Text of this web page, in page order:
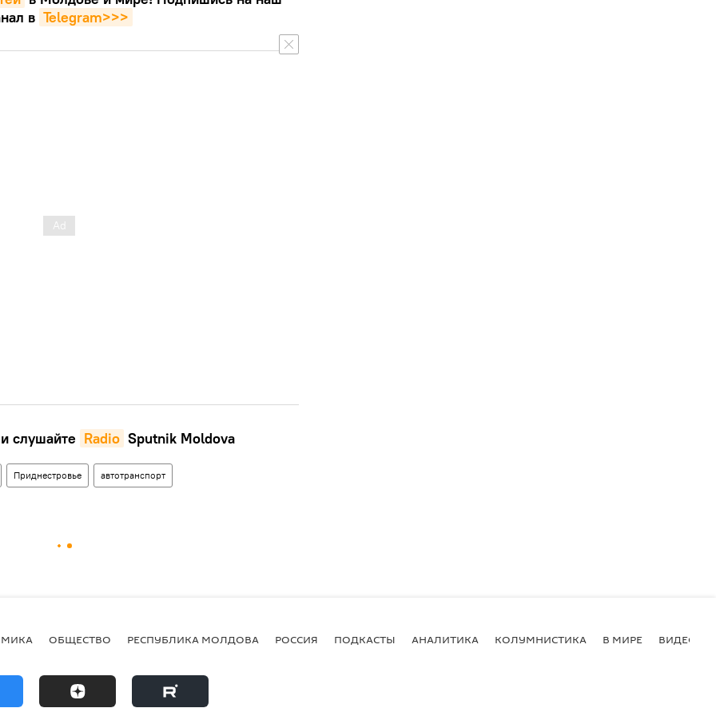
в Telegram>>>
и слушайте Radio Sputnik Moldova
Приднестровье автотранспорт
ОБЩЕСТВО РЕСПУБЛИКА МОЛДОВА РОССИЯ ПОДКАСТЫ АНАЛИТИКА КОЛУМНИСТИКА В МИРЕ ВИДЕО